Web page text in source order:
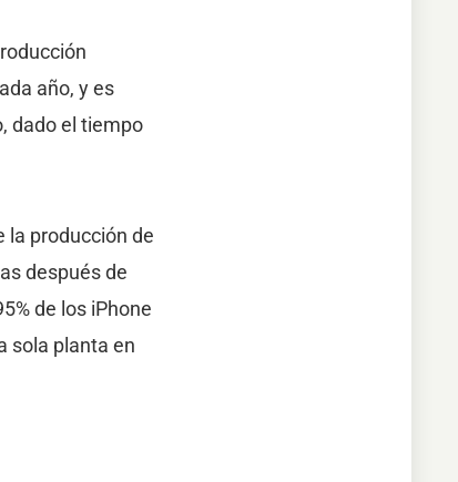
año, y es
dado el tiempo
la producción de
después de
de los iPhone
sola planta en